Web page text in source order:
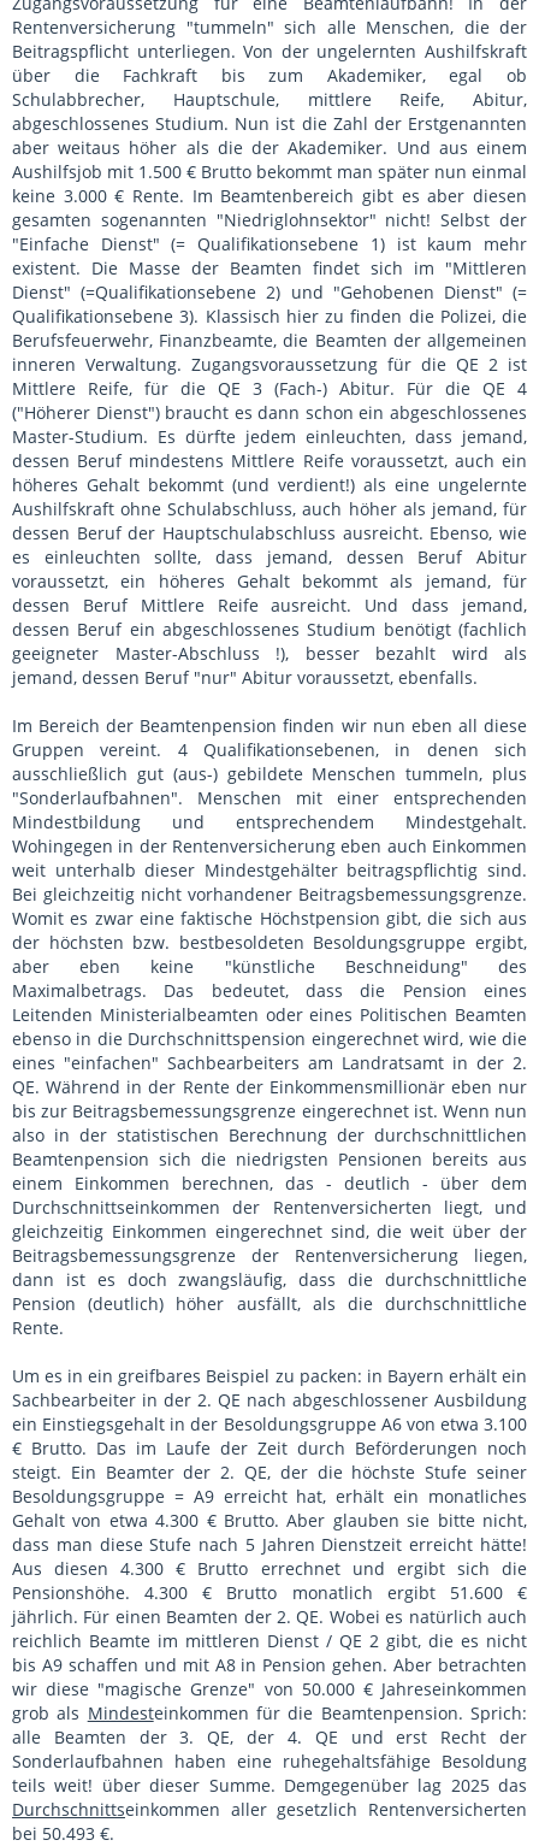
Rentenversicherung "tummeln" sich alle Menschen, die der
Beitragspflicht unterliegen. Von der ungelernten Aushilfskraft
über die Fachkraft bis zum Akademiker, egal ob
Schulabbrecher, Hauptschule, mittlere Reife, Abitur,
abgeschlossenes Studium. Nun ist die Zahl der Erstgenannten
aber weitaus höher als die der Akademiker. Und aus einem
Aushilfsjob mit 1.500 € Brutto bekommt man später nun einmal
keine 3.000 € Rente. Im Beamtenbereich gibt es aber diesen
gesamten sogenannten "Niedriglohnsektor" nicht! Selbst der
"Einfache Dienst" (= Qualifikationsebene 1) ist kaum mehr
existent. Die Masse der Beamten findet sich im "Mittleren
Dienst" (=Qualifikationsebene 2) und "Gehobenen Dienst" (=
Qualifikationsebene 3). Klassisch hier zu finden die Polizei, die
Berufsfeuerwehr, Finanzbeamte, die Beamten der allgemeinen
inneren Verwaltung. Zugangsvoraussetzung für die QE 2 ist
Mittlere Reife, für die QE 3 (Fach-) Abitur. Für die QE 4
("Höherer Dienst") braucht es dann schon ein abgeschlossenes
Master-Studium. Es dürfte jedem einleuchten, dass jemand,
dessen Beruf mindestens Mittlere Reife voraussetzt, auch ein
höheres Gehalt bekommt (und verdient!) als eine ungelernte
Aushilfskraft ohne Schulabschluss, auch höher als jemand, für
dessen Beruf der Hauptschulabschluss ausreicht. Ebenso, wie
es einleuchten sollte, dass jemand, dessen Beruf Abitur
voraussetzt, ein höheres Gehalt bekommt als jemand, für
dessen Beruf Mittlere Reife ausreicht. Und dass jemand,
dessen Beruf ein abgeschlossenes Studium benötigt (fachlich
geeigneter Master-Abschluss !), besser bezahlt wird als
jemand, dessen Beruf "nur" Abitur voraussetzt, ebenfalls.
Im Bereich der Beamtenpension finden wir nun eben all diese
Gruppen vereint. 4 Qualifikationsebenen, in denen sich
ausschließlich gut (aus-) gebildete Menschen tummeln, plus
"Sonderlaufbahnen". Menschen mit einer entsprechenden
Mindestbildung und entsprechendem Mindestgehalt.
Wohingegen in der Rentenversicherung eben auch Einkommen
weit unterhalb dieser Mindestgehälter beitragspflichtig sind.
Bei gleichzeitig nicht vorhandener Beitragsbemessungsgrenze.
Womit es zwar eine faktische Höchstpension gibt, die sich aus
der höchsten bzw. bestbesoldeten Besoldungsgruppe ergibt,
aber eben keine "künstliche Beschneidung" des
Maximalbetrags. Das bedeutet, dass die Pension eines
Leitenden Ministerialbeamten oder eines Politischen Beamten
ebenso in die Durchschnittspension eingerechnet wird, wie die
eines "einfachen" Sachbearbeiters am Landratsamt in der 2.
QE. Während in der Rente der Einkommensmillionär eben nur
bis zur Beitragsbemessungsgrenze eingerechnet ist. Wenn nun
also in der statistischen Berechnung der durchschnittlichen
Beamtenpension sich die niedrigsten Pensionen bereits aus
einem Einkommen berechnen, das - deutlich - über dem
Durchschnittseinkommen der Rentenversicherten liegt, und
gleichzeitig Einkommen eingerechnet sind, die weit über der
Beitragsbemessungsgrenze der Rentenversicherung liegen,
dann ist es doch zwangsläufig, dass die durchschnittliche
Pension (deutlich) höher ausfällt, als die durchschnittliche
Rente.
Um es in ein greifbares Beispiel zu packen: in Bayern erhält ein
Sachbearbeiter in der 2. QE nach abgeschlossener Ausbildung
ein Einstiegsgehalt in der Besoldungsgruppe A6 von etwa 3.100
€ Brutto. Das im Laufe der Zeit durch Beförderungen noch
steigt. Ein Beamter der 2. QE, der die höchste Stufe seiner
Besoldungsgruppe = A9 erreicht hat, erhält ein monatliches
Gehalt von etwa 4.300 € Brutto. Aber glauben sie bitte nicht,
dass man diese Stufe nach 5 Jahren Dienstzeit erreicht hätte!
Aus diesen 4.300 € Brutto errechnet und ergibt sich die
Pensionshöhe. 4.300 € Brutto monatlich ergibt 51.600 €
jährlich. Für einen Beamten der 2. QE. Wobei es natürlich auch
reichlich Beamte im mittleren Dienst / QE 2 gibt, die es nicht
bis A9 schaffen und mit A8 in Pension gehen. Aber betrachten
wir diese "magische Grenze" von 50.000 € Jahreseinkommen
grob als Mindesteinkommen für die Beamtenpension. Sprich:
alle Beamten der 3. QE, der 4. QE und erst Recht der
Sonderlaufbahnen haben eine ruhegehaltsfähige Besoldung
teils weit! über dieser Summe. Demgegenüber lag 2025 das
Durchschnittseinkommen aller gesetzlich Rentenversicherten
bei 50.493 €.